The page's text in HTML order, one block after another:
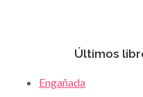
Últimos
Engañada